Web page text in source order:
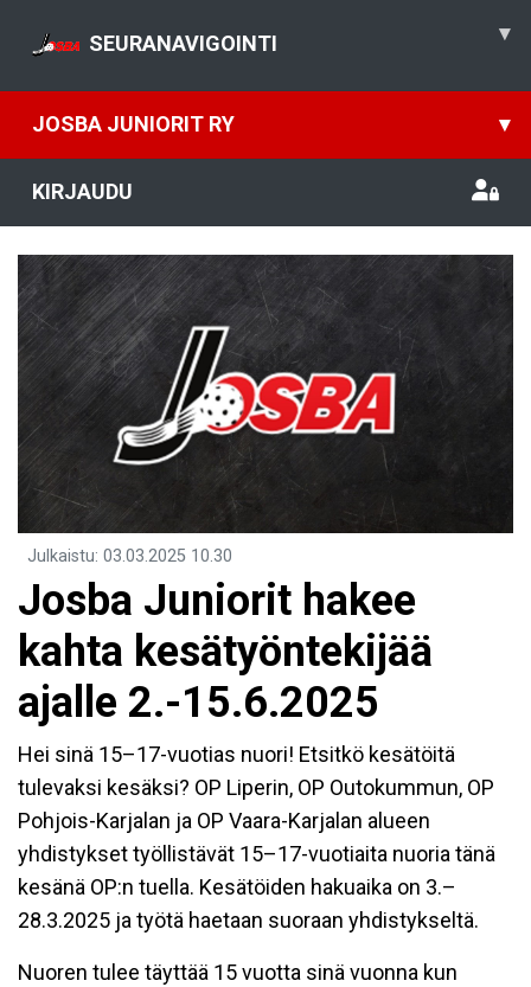
SEURANAVIGOINTI ▾
JOSBA JUNIORIT RY ▾
KIRJAUDU
Julkaistu: 03.03.2025 10.30
Josba Juniorit hakee
kahta kesätyöntekijää
ajalle 2.-15.6.2025
Hei sinä 15–17-vuotias nuori! Etsitkö kesätöitä
tulevaksi kesäksi? OP Liperin, OP Outokummun, OP
Pohjois-Karjalan ja OP Vaara-Karjalan alueen
yhdistykset työllistävät 15–17-vuotiaita nuoria tänä
kesänä OP:n tuella. Kesätöiden hakuaika on 3.–
28.3.2025 ja työtä haetaan suoraan yhdistykseltä.
Nuoren tulee täyttää 15 vuotta sinä vuonna kun